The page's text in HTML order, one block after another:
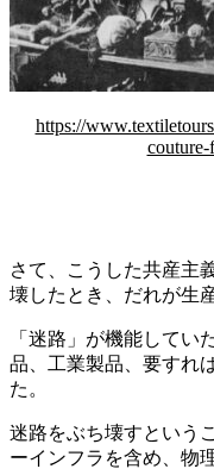
https://
couture-
さて、こうした共産主
壊したとき、だれが生
「迷路」が機能してい
品、工業製品、要すれ
た。
迷路をぶち壊すという
ーインフラを含め、物